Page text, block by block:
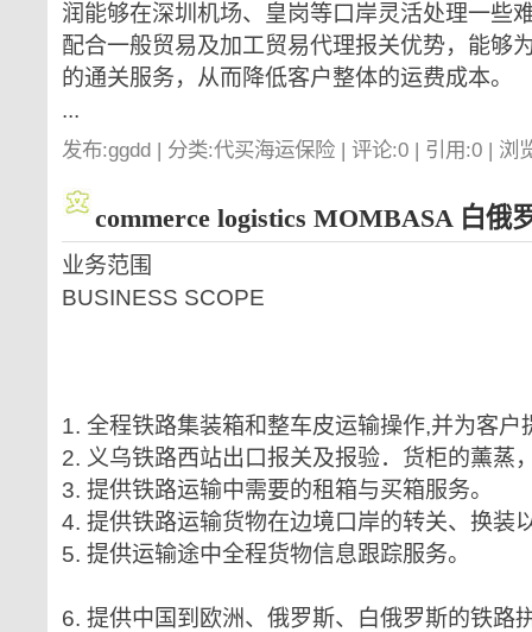
润能够在深圳机场、皇岗等口岸灵活处理一些
配合一般贸易及加工贸易代理报关优势，能够
的通关服务，从而降低客户整体的运费成本。
...
发布:ggdd | 分类:代买海运保险 | 评论:0 | 引用:0 | 浏
commerce logistics MOMBASA 白俄
业务范围
BUSINESS SCOPE
1. 全程铁路集装箱和整车皮运输操作,并为客户
2. 义乌铁路西站出口报关及报验．货柜的薰蒸
3. 提供铁路运输中需要的租箱与买箱服务。
4. 提供铁路运输货物在边境口岸的转关、换装
5. 提供运输途中全程货物信息跟踪服务。
6. 提供中国到欧洲、俄罗斯、白俄罗斯的铁路